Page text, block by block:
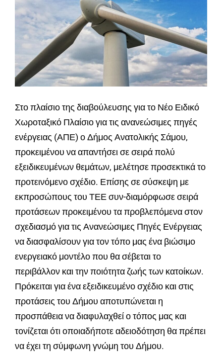
Στο πλαίσιο της διαβούλευσης για το Νέο Ειδικό
Χωροταξικό Πλαίσιο για τις ανανεώσιμες πηγές
ενέργειας (ΑΠΕ) ο Δήμος Ανατολικής Σάμου,
προκειμένου να απαντήσει σε σειρά πολύ
εξειδικευμένων θεμάτων, μελέτησε προσεκτικά το
προτεινόμενο σχέδιο. Επίσης σε σύσκεψη με
εκπροσώπους του ΤΕΕ συν-διαμόρφωσε σειρά
προτάσεων προκειμένου τα προβλεπόμενα στον
σχεδιασμό για τις Ανανεώσιμες Πηγές Ενέργειας
να διασφαλίσουν για τον τόπο μας ένα βιώσιμο
ενεργειακό μοντέλο που θα σέβεται το
περιβάλλον και την ποιότητα ζωής των κατοίκων.
Πρόκειται για ένα εξειδικευμένο σχέδιο και στις
προτάσεις του Δήμου αποτυπώνεται η
προσπάθεια να διαφυλαχθεί ο τόπος μας και
τονίζεται ότι οποιαδήποτε αδειοδότηση θα πρέπει
να έχει τη σύμφωνη γνώμη του Δήμου.